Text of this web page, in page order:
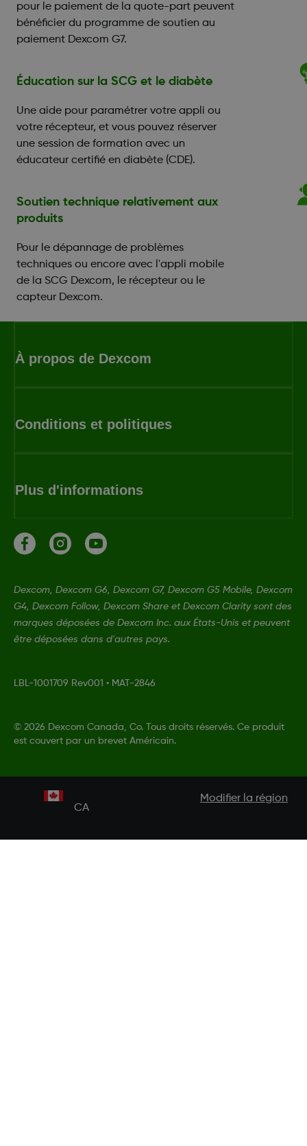
pour le paiement de la quote-part peuvent
bénéficier du programme de soutien au
paiement Dexcom G7.
Éducation sur la SCG et le diabète
Une aide pour paramétrer votre appli ou
votre récepteur, et vous pouvez réserver
une session de formation avec un
éducateur certifié en diabète (CDE).
Soutien technique relativement aux
produits
Pour le dépannage de problèmes
techniques ou encore avec l'appli mobile
de la SCG Dexcom, le récepteur ou le
capteur Dexcom.
À propos de Dexcom
Conditions et politiques
Plus d'informations
Dexcom, Dexcom G6, Dexcom G7, Dexcom G5 Mobile, Dexcom
G4, Dexcom Follow, Dexcom Share et Dexcom Clarity sont des
marques déposées de Dexcom Inc. aux États-Unis et peuvent
être déposées dans d'autres pays.
LBL-1001709 Rev001 • MAT-2846
© 2026 Dexcom Canada, Co. Tous droits réservés. Ce produit
est couvert par un brevet Américain.
CA
Modifier la région